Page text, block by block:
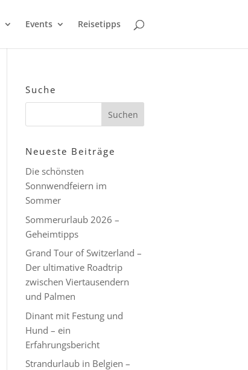
Events Reisetipps
Suche
Neueste Beiträge
Die schönsten
Sonnwendfeiern im
Sommer
Sommerurlaub 2026 –
Geheimtipps
Grand Tour of Switzerland –
Der ultimative Roadtrip
zwischen Viertausendern
und Palmen
Dinant mit Festung und
Hund – ein
Erfahrungsbericht
Strandurlaub in Belgien –